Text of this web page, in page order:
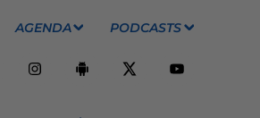
AGENDA PODCASTS